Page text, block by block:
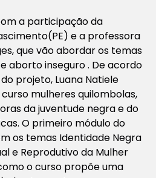
a participação da
e a professora
que vão abordar os temas
aborto inseguro . De acordo
projeto, Luana Natiele
mulheres quilombolas,
da juventude negra e do
O primeiro módulo do
os temas Identidade Negra
e Reprodutivo da Mulher
o curso propõe uma